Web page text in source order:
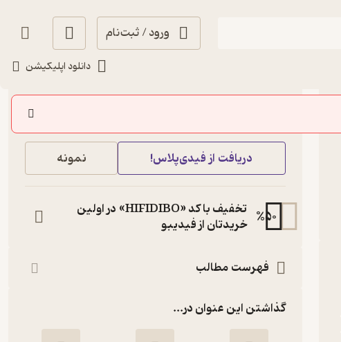
ورود / ثبت‌نام
دانلود اپلیکیشن
120,000
دریافت از فیدی‌پلاس! نمونه
%50
تخفیف با کد «HIFIDIBO» در اولین
خریدتان از فیدیبو
فهرست مطالب
گذاشتن این عنوان در...